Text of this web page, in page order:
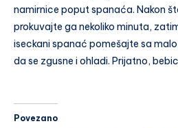
namirnice poput spanaća. Nakon
prokuvajte ga nekoliko minuta,
iseckani spanać pomešajte sa
da se zgusne i ohladi. Prijatno,
Povezano